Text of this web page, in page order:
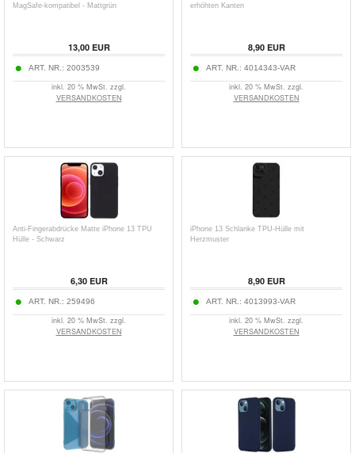
MagSafe-kompatibel - Mattgrün
13,00EUR
ART. NR.: 2003539
inkl. 20 % MwSt. zzgl.
VERSANDKOSTEN
erhöhten Kanten
8,90EUR
ART. NR.: 4014343-VAR
inkl. 20 % MwSt. zzgl.
VERSANDKOSTEN
Anti-Fingerabdrücke Matte iPhone 13 TPU
Hülle - Schwarz
6,30EUR
ART. NR.: 259496
inkl. 20 % MwSt. zzgl.
VERSANDKOSTEN
iPhone 13 Schlanke TPU-Hülle mit
Herzmuster
8,90EUR
ART. NR.: 4013993-VAR
inkl. 20 % MwSt. zzgl.
VERSANDKOSTEN